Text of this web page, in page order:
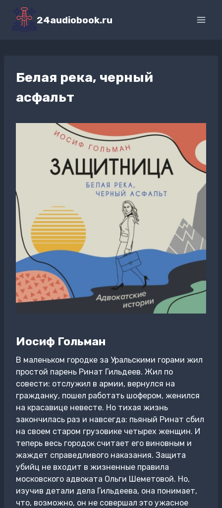
Перейти
содержимому
24audiobook.ru
Белая река, черный
асфальт
Иосиф Гольман
В маленьком городке за Уральскими горами жил
простой парень Ринат Гильдеев. Жил по
совести: отслужил в армии, вернулся на
гражданку, пошел работать шофером, женился
на красавице невесте. Но тихая жизнь
закончилась раз и навсегда: пьяный Ринат сбил
на своем старом грузовике четырех женщин. И
теперь весь городок считает его виновным и
жаждет справедливого наказания. Защита
убийц не входит в жизненные правила
московского адвоката Ольги Шеметовой. Но,
изучив детали дела Гильдеева, она понимает,
что, возможно, он не совершал это ужасное